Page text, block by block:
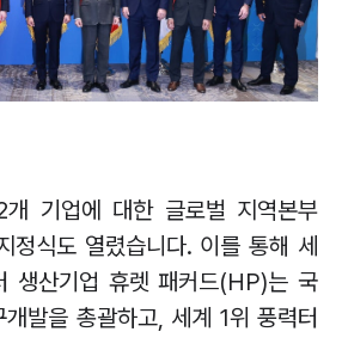
개 기업에 대한 글로벌 지역본부
정식도 열렸습니다. 이를 통해 세
생산기업 휴렛 패커드(HP)는 국
발을 총괄하고, 세계 1위 풍력터